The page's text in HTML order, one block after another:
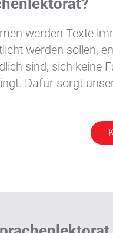
werden Texte
werden sollen,
sind, sich keine
Dafür sorgt